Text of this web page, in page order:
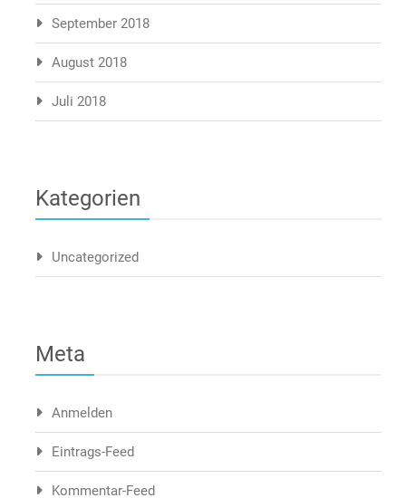
September 2018
August 2018
Juli 2018
Kategorien
Uncategorized
Meta
Anmelden
Eintrags-Feed
Kommentar-Feed